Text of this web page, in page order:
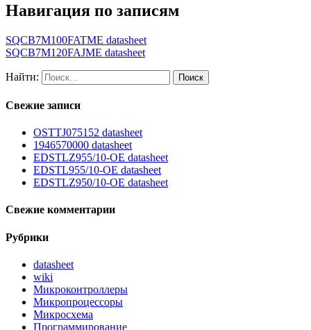
Навигация по записям
SQCB7M100FATME datasheet
SQCB7M120FAJME datasheet
Найти:
Свежие записи
OSTTJ075152 datasheet
1946570000 datasheet
EDSTLZ955/10-OE datasheet
EDSTL955/10-OE datasheet
EDSTLZ950/10-OE datasheet
Свежие комментарии
Рубрики
datasheet
wiki
Микроконтроллеры
Микропроцессоры
Микросхема
Программирование